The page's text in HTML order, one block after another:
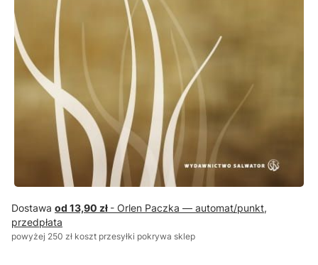
Dostawa od 13,90 zł - Orlen Paczka — automat/punkt,
przedpłata
powyżej 250 zł koszt przesyłki pokrywa sklep